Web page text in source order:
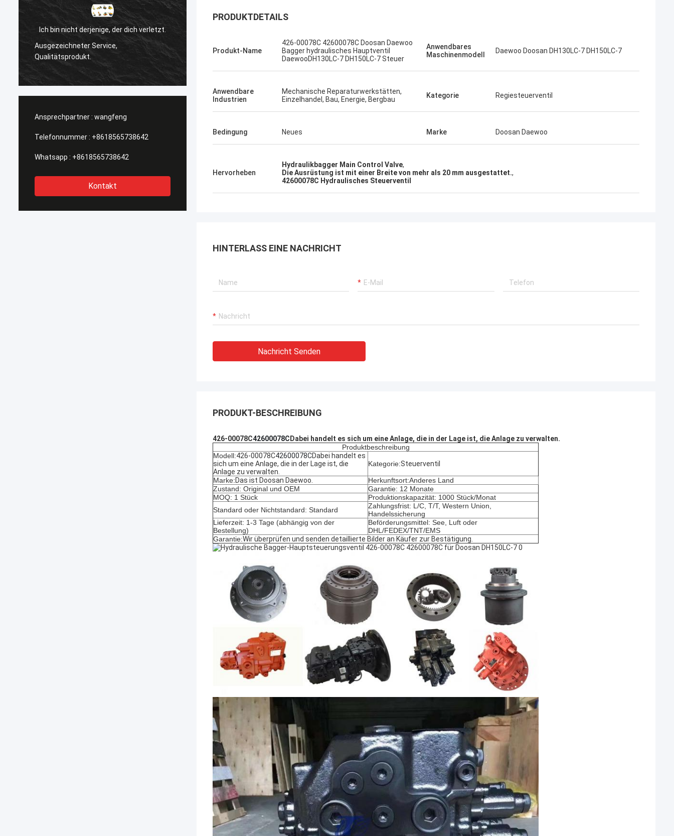
Ich bin nicht derjenige, der dich verletzt.
Ausgezeichneter Service,
Qualitätsprodukt.
Management-Service, schnell und schnell.
ein angenehmes Einkaufen
Ansprechpartner : wangfeng
Telefonnummer : +8618565738642
Whatsapp : +8618565738642
Kontakt
PRODUKTDETAILS
Produkt-Name
426-00078C 42600078C Doosan Daewoo
Bagger hydraulisches Hauptventil
DaewooDH130LC-7 DH150LC-7 Steuer
Anwendbares
Maschinenmodell
Daewoo Doosan DH130LC-7 DH150LC-7
Anwendbare
Industrien
Mechanische Reparaturwerkstätten,
Einzelhandel, Bau, Energie, Bergbau
Kategorie Regiesteuerventil
Bedingung Neues Marke Doosan Daewoo
Hervorheben
Hydraulikbagger Main Control Valve,
Die Ausrüstung ist mit einer Breite von mehr als 20 mm ausgestattet.,
42600078C Hydraulisches Steuerventil
HINTERLASS EINE NACHRICHT
Nachricht Senden
PRODUKT-BESCHREIBUNG
426-00078C42600078C Dabei handelt es sich um eine Anlage, die in der Lage ist, die Anlage zu verwalten.
Produktbeschreibung
Modell:426-00078C42600078CDabei handelt es
sich um eine Anlage, die in der Lage ist, die
Anlage zu verwalten.
Kategorie:Steuerventil
Marke:Das ist Doosan Daewoo.
Herkunftsort:Anderes Land
Zustand: Original und OEM
Garantie: 12 Monate
MOQ: 1 Stück
Produktionskapazität: 1000 Stück/Monat
Standard oder Nichtstandard: Standard
Zahlungsfrist: L/C, T/T, Western Union,
Handelssicherung
Lieferzeit: 1-3 Tage (abhängig von der
Bestellung)
Beförderungsmittel: See, Luft oder
DHL/FEDEX/TNT/EMS
Garantie:Wir überprüfen und senden detaillierte Bilder an Käufer zur Bestätigung.